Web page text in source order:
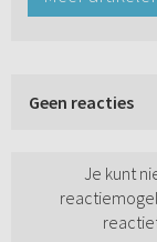
Geen reacties
Je kunt